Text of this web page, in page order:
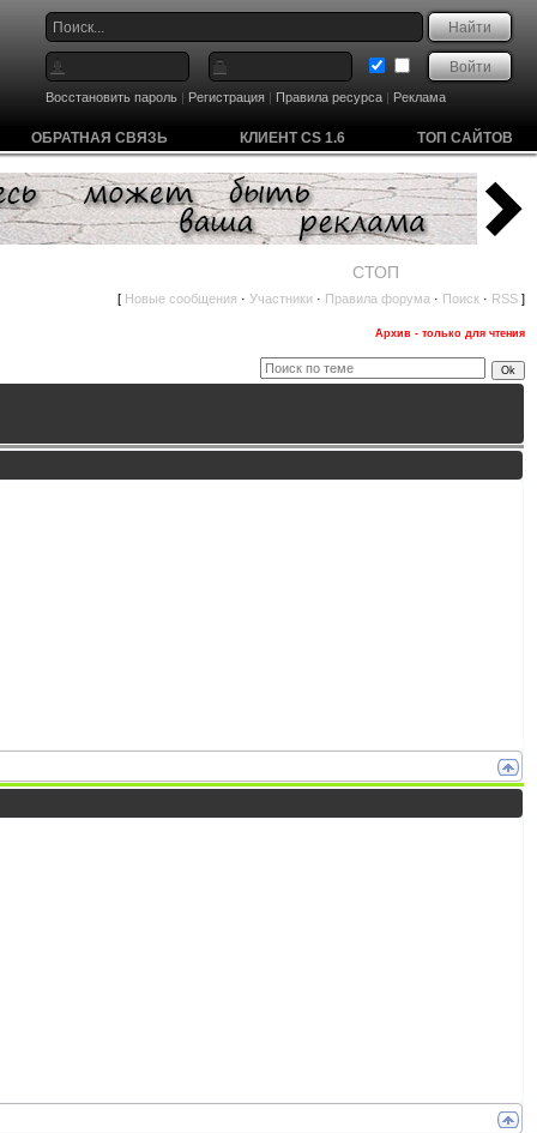
Восстановить пароль | Регистрация | Правила ресурса | Реклама
ТОП САЙТОВ
КЛИЕНТ CS 1.6
ОБРАТНАЯ СВЯЗЬ
СТОП
[ Новые сообщения · Участники · Правила форума · Поиск · RSS ]
Архив - только для чтения